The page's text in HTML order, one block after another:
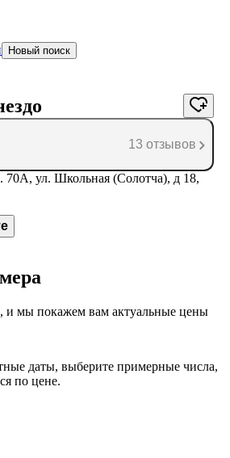
Новый поиск
13 отзывов
70А, ул. Школьная (Солотча), д 18,
и мы покажем вам актуальные цены
даты, выберите примерные числа,
по цене.